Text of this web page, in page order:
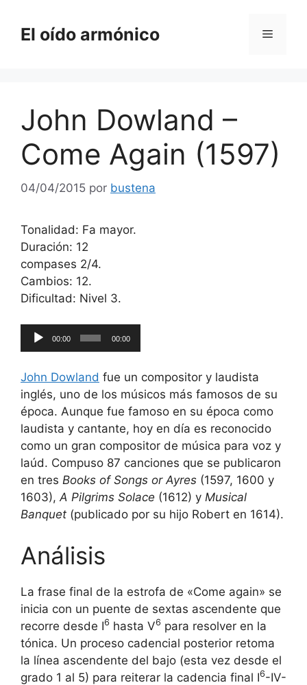
contenido
El oído armónico Menú
John Dowland –
Come Again (1597)
04/04/2015 por bustena
Tonalidad: Fa mayor.
Duración: 12
compases 2/4.
Cambios: 12.
Dificultad: Nivel 3.
Reproductor
de
00:00 00:00
John Dowland fue un compositor y laudista
inglés, uno de los músicos más famosos de su
época. Aunque fue famoso en su época como
laudista y cantante, hoy en día es reconocido
como un gran compositor de música para voz y
laúd. Compuso 87 canciones que se publicaron
en tres Books of Songs or Ayres (1597, 1600 y
1603),A Pilgrims Solace (1612) y Musical
Banquet (publicado por su hijo Robert en 1614).
Análisis
La frase final de la estrofa de «Come again» se
inicia con un puente de sextas ascendente que
recorre desde I6 hasta V6 para resolver en la
tónica. Un proceso cadencial posterior retoma
la línea ascendente del bajo (esta vez desde el
grado 1 al 5) para reiterar la cadencia final I6-IV-